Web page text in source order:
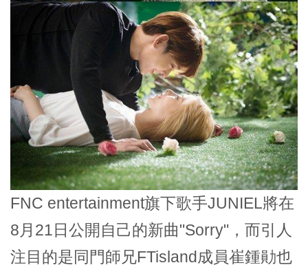
FNC entertainment旗下歌手JUNIEL將在
8月21日公開自己的新曲"Sorry"，而引人
注目的是同門師兄FTisland成員崔鍾勛也